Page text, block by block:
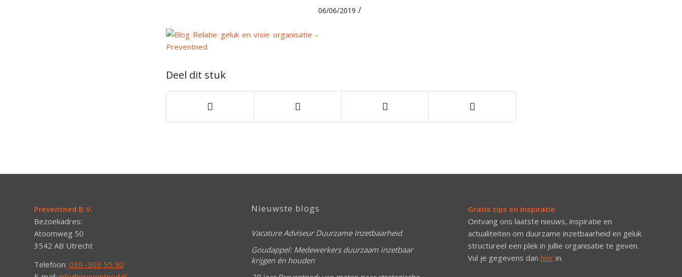
06/06/2019 /
Deel dit stuk
Preventned B.V.
Bezoekadres:
Atoomweg 50
3542 AB Utrecht
Telefoon: 030 -303 55 90
Nieuwste blogs
Vacature Adviseur Duurzame Inzetbaarheid
Goudappel: Medewerkers duurzaam inzetbaar
krijgen én houden
Gratis tips en inspiratie
Ontvang ons laatste nieuws, inspiratie en
actualiteiten om duurzame inzetbaarheid en geluk
structureel een plek in jullie organisatie te geven.
Vul je gegevens danhier in.